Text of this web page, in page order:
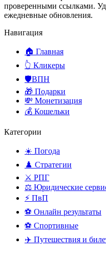
проверенными ссылками.
ежедневные обновления.
Навигация
🏠 Главная
👆 Кликеры
🛡️ВПН
🎁 Подарки
💸 Монетизация
💰 Кошельки
Категории
☀️ Погода
♟️ Стратегии
⚔️ РПГ
⚖️ Юридические
⚡ ПвП
⚽ Онлайн результаты
⚽ Спортивные
✈️ Путешествия и